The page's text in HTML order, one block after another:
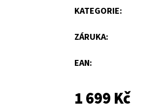
KATEGORIE:
ZÁRUKA:
EAN:
1 699 Kč